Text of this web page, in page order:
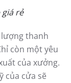
rẻ
thanh
còn một yêu
của xưởng.
của cửa sẽ